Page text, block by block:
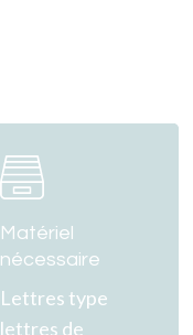
Matériel
nécessaire
Lettres type
lettres de